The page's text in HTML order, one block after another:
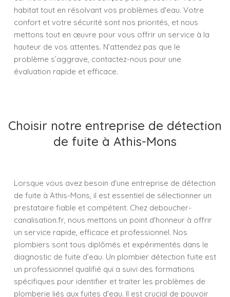
habitat tout en résolvant vos problèmes d'eau. Votre
confort et votre sécurité sont nos priorités, et nous
mettons tout en œuvre pour vous offrir un service à la
hauteur de vos attentes. N’attendez pas que le
problème s’aggrave, contactez-nous pour une
évaluation rapide et efficace.
Choisir notre entreprise de détection
de fuite à Athis-Mons
Lorsque vous avez besoin d'une entreprise de détection
de fuite à Athis-Mons, il est essentiel de sélectionner un
prestataire fiable et compétent. Chez deboucher-
canalisation.fr, nous mettons un point d'honneur à offrir
un service rapide, efficace et professionnel. Nos
plombiers sont tous diplômés et expérimentés dans le
diagnostic de fuite d’eau. Un plombier détection fuite est
un professionnel qualifié qui a suivi des formations
spécifiques pour identifier et traiter les problèmes de
plomberie liés aux fuites d'eau. Il est crucial de pouvoir